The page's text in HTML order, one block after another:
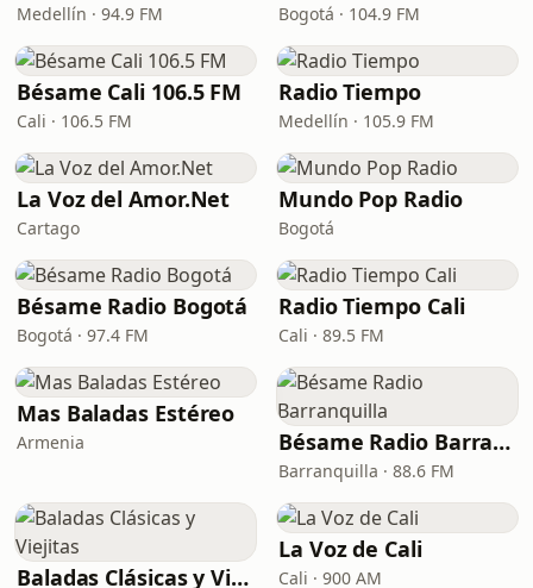
Medellín · 94.9 FM Bogotá · 104.9 FM
Bésame Cali 106.5 FM
Cali · 106.5 FM
Radio Tiempo
Medellín · 105.9 FM
La Voz del Amor.Net
Cartago
Mundo Pop Radio
Bogotá
Bésame Radio Bogotá
Bogotá · 97.4 FM
Radio Tiempo Cali
Cali · 89.5 FM
Mas Baladas Estéreo
Armenia Bésame Radio Barranquilla
Barranquilla · 88.6 FM
Baladas Clásicas y Viejitas
La Voz de Cali
Cali · 900 AM